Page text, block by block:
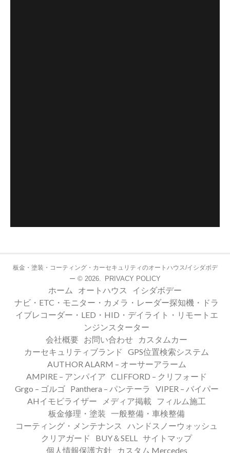
板金・塗装・コーティング・カーセキュリティのオートハウス/イシダボデ
ー © 2026. PRIVACY POLICY
ホーム オートハウス
イシダボデー
ナビ・ETC・モニター・カメラ・レーダー探知機・ドラ
イブレコーダー・LED・HID・デイライト・リモートエ
ンジンスターター
会社概要 お問い合わせ
カスタムカー
カーセキュリティブランド
GPS位置検索システム
AUTHOR ALARM – オーサーアラーム
AMPIRE – アンパイア CLIFFORD – クリフォード
Grgo – ゴルゴ
Panthera – パンテーラ
VIPER – バイパー
AHイモビライザー
メディア掲載
フィルム施工
板金修理・塗装 一般整備・車検整備
コーティング・メンテナンス
ハンドスノーウォッシュ
クリアガード
BUY＆SELL サイトマップ
個人情報保護方針
カスタム Mercedes